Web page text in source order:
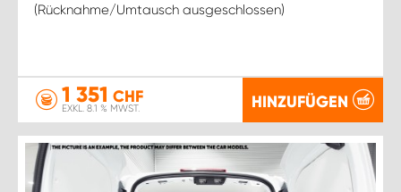
(Rücknahme/Umtausch ausgeschlossen)
1 351 CHF
EXKL. 8.1 % MWST. HINZUFÜGEN